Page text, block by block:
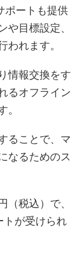
ポートも提供
や目標設定、
われます。
情報交換をす
るオフライン
。
ることで、マ
なるためのス
税込）で、
トが受けられ